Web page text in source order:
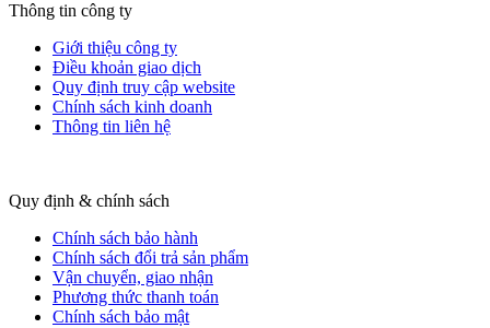
Thông tin công ty
Giới thiệu công ty
Điều khoản giao dịch
Quy định truy cập website
Chính sách kinh doanh
Thông tin liên hệ
Quy định & chính sách
Chính sách bảo hành
Chính sách đổi trả sản phẩm
Vận chuyển, giao nhận
Phương thức thanh toán
Chính sách bảo mật